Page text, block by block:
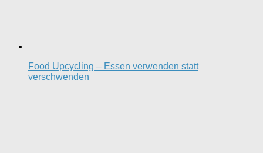
Food Upcycling – Essen verwenden statt
verschwenden